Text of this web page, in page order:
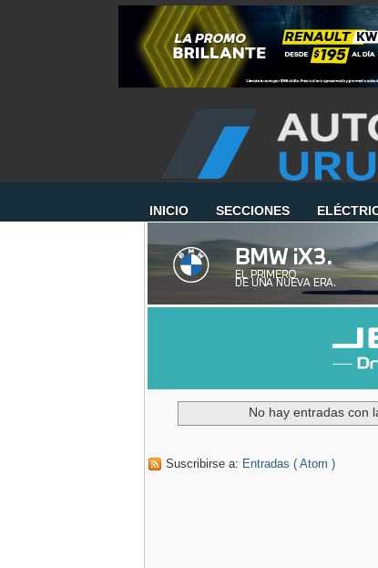
INICIO SECCIONES
No hay entradas con
Suscribirse a: Entradas ( Atom )